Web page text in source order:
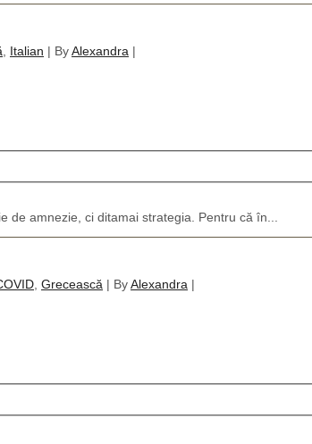
Italian | ByAlexandra |
amnezie, ci ditamai strategia. Pentru că în...
Grecească | ByAlexandra |